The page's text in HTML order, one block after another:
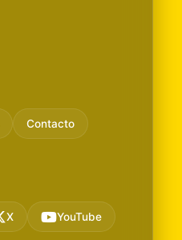
Contacto
X YouTube